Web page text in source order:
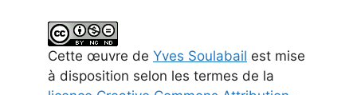
Cette œuvre de Yves Soulabail est mise
à disposition selon les termes de la